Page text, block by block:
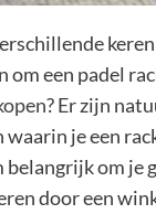
om een padel
? Er zijn
waarin je een
belangrijk om je
door een